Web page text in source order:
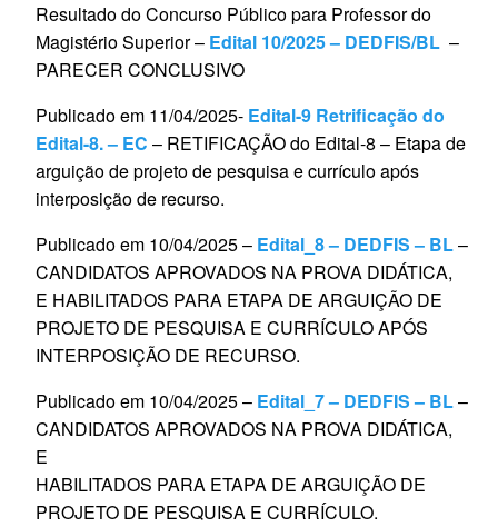
Resultado do Concurso Público para Professor do
Magistério Superior – Edital 10/2025 – DEDFIS/BL –
PARECER CONCLUSIVO
Publicado em 11/04/2025- Edital-9 Retrificação do
Edital-8. – EC – RETIFICAÇÃO do Edital-8 – Etapa de
arguição de projeto de pesquisa e currículo após
interposição de recurso.
Publicado em 10/04/2025 – Edital_8 – DEDFIS – BL–
CANDIDATOS APROVADOS NA PROVA DIDÁTICA,
E HABILITADOS PARA ETAPA DE ARGUIÇÃO DE
PROJETO DE PESQUISA E CURRÍCULO APÓS
INTERPOSIÇÃO DE RECURSO.
Publicado em 10/04/2025 – Edital_7 – DEDFIS – BL–
CANDIDATOS APROVADOS NA PROVA DIDÁTICA,
E
HABILITADOS PARA ETAPA DE ARGUIÇÃO DE
PROJETO DE PESQUISA E CURRÍCULO.